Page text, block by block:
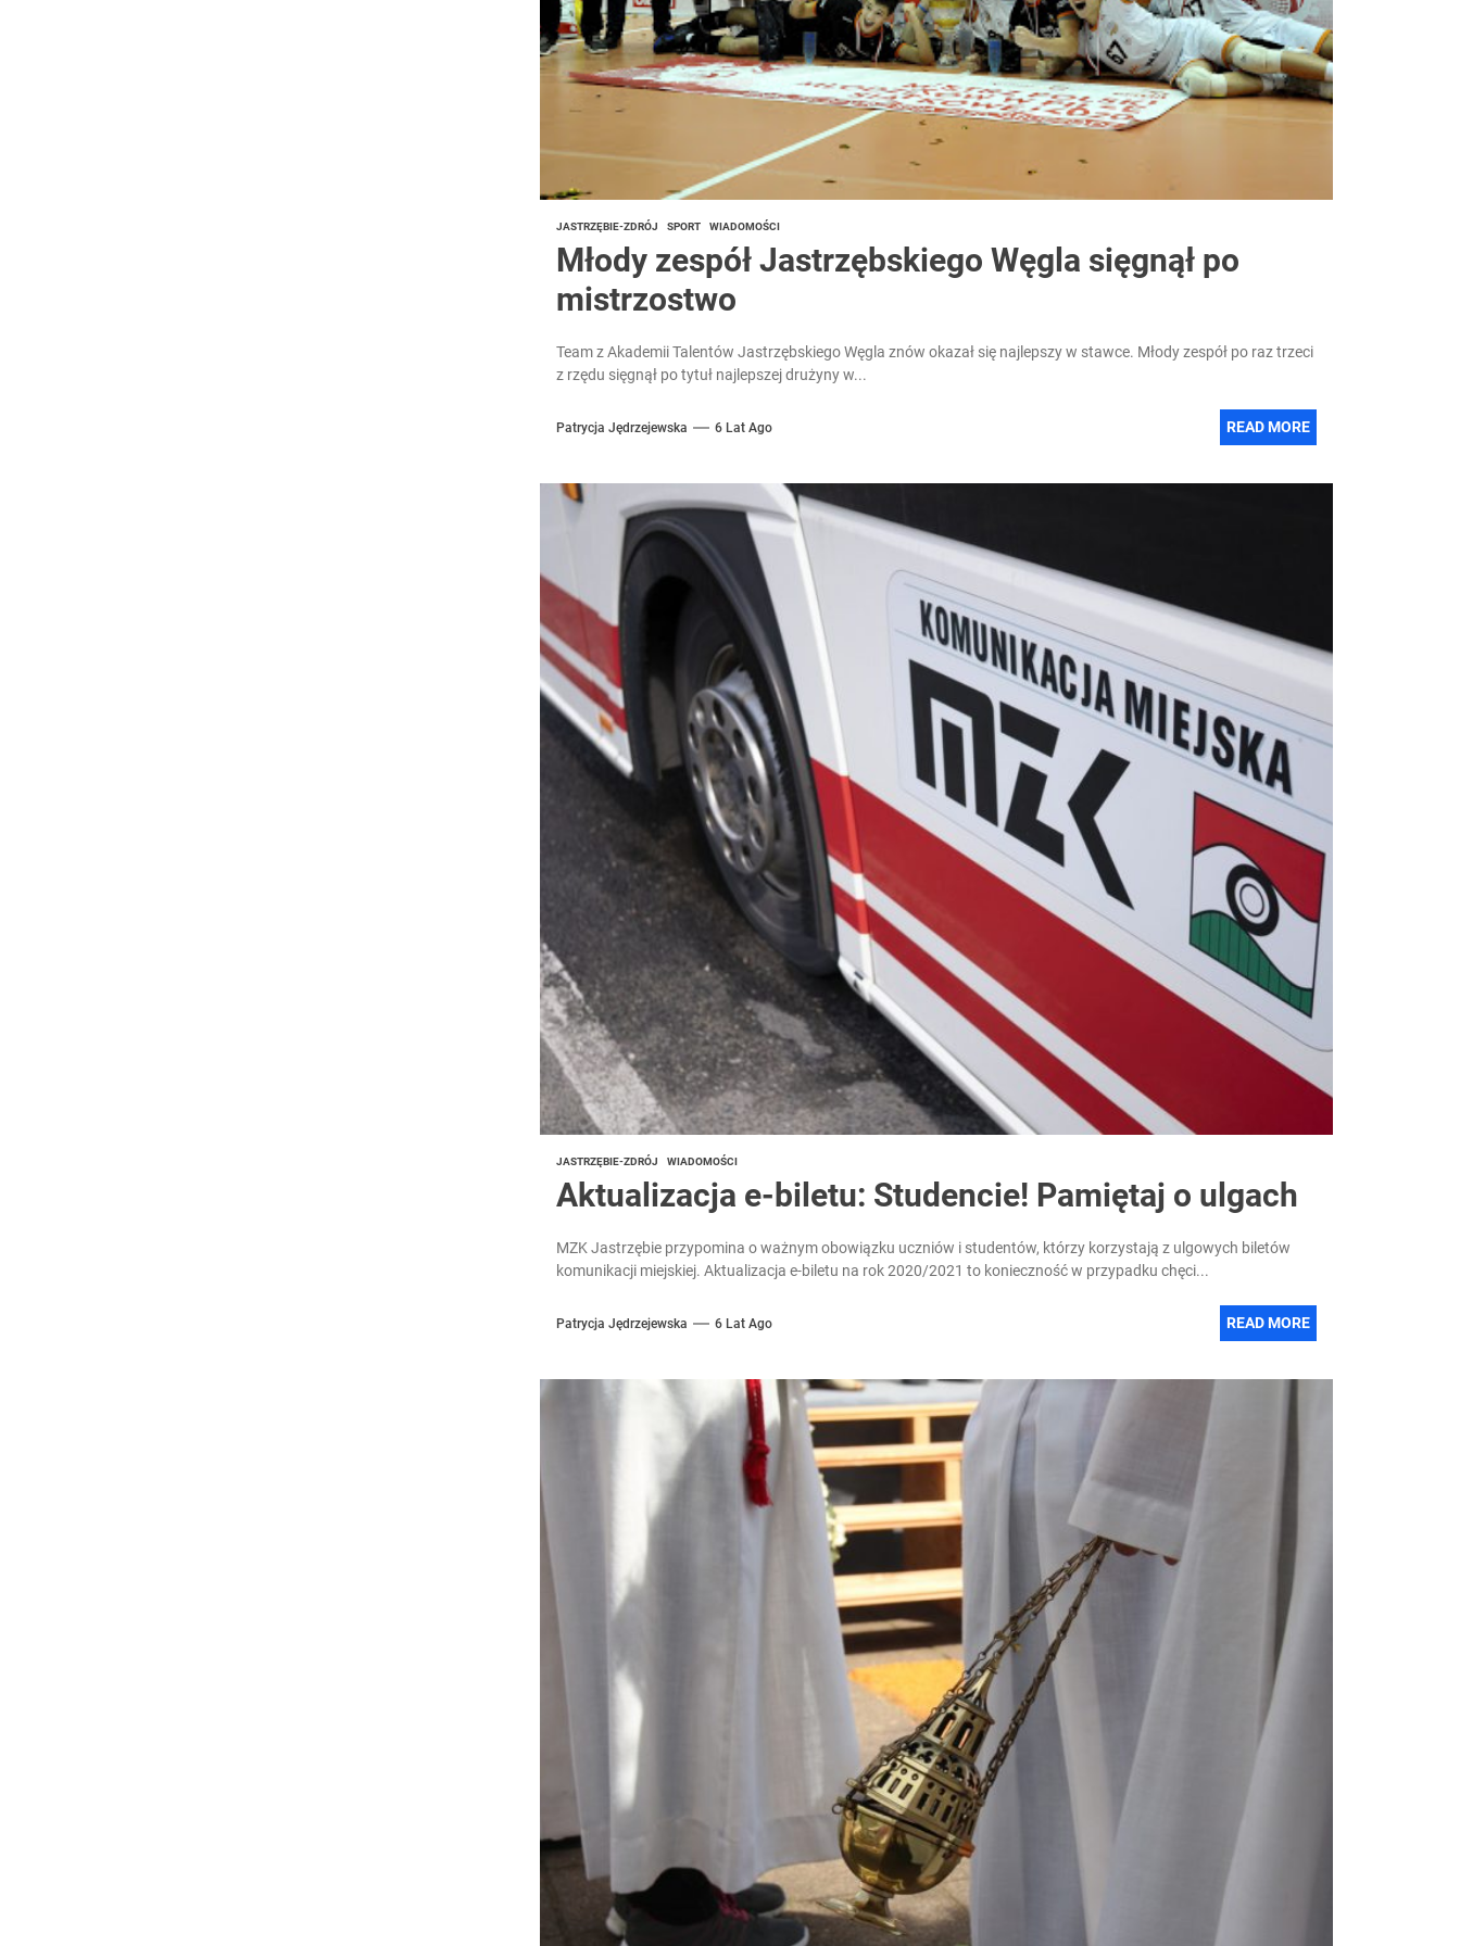
JASTRZĘBIE-ZDRÓJ SPORT WIADOMOŚCI
Młody zespół Jastrzębskiego Węgla sięgnął po
mistrzostwo
Team z Akademii Talentów Jastrzębskiego Węgla znów okazał się najlepszy w stawce. Młody zespół po raz trzeci
z rzędu sięgnął po tytuł najlepszej drużyny w...
Patrycja Jędrzejewska 6 Lat Ago READ MORE
JASTRZĘBIE-ZDRÓJ WIADOMOŚCI
Aktualizacja e-biletu: Studencie! Pamiętaj o ulgach
MZK Jastrzębie przypomina o ważnym obowiązku uczniów i studentów, którzy korzystają z ulgowych biletów
komunikacji miejskiej. Aktualizacja e-biletu na rok 2020/2021 to konieczność w przypadku chęci...
Patrycja Jędrzejewska 6 Lat Ago READ MORE